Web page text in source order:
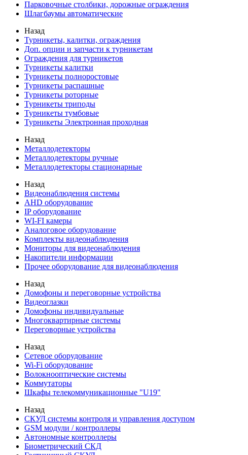
Парковочные столбики, дорожные ограждения
Шлагбаумы автоматические
Назад
Турникеты, калитки, ограждения
Доп. опции и запчасти к турникетам
Ограждения для турникетов
Турникеты калитки
Турникеты полноростовые
Турникеты распашные
Турникеты роторные
Турникеты триподы
Турникеты тумбовые
Турникеты Электронная проходная
Назад
Металлодетекторы
Металлодетекторы ручные
Металлодетекторы стационарные
Назад
Видеонаблюдения cистемы
AHD оборудование
IP оборудование
WI-FI камеры
Аналоговое оборудование
Комплекты видеонаблюдения
Мониторы для видеонаблюдения
Накопители информации
Прочее оборудование для видеонаблюдения
Назад
Домофоны и переговорные устройства
Видеоглазки
Домофоны индивидуальные
Многоквартирные системы
Переговорные устройства
Назад
Сетевое оборудование
Wi-Fi оборудование
Волокнооптические системы
Коммутаторы
Шкафы телекоммуникационные "U19"
Назад
СКУД системы контроля и управления доступом
GSM модули / контроллеры
Автономные контроллеры
Биометрический СКД